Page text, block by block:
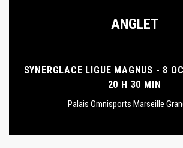
ANGLET
SYNERGLACE LIGUE MAGNUS - 8
20 H 30 MIN
Palais Omnisports Marseille